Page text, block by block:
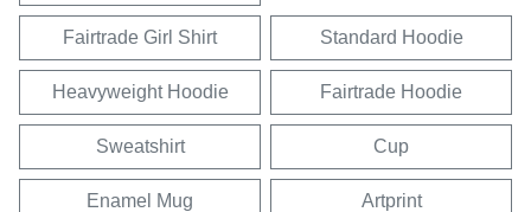
Fairtrade Girl Shirt Standard Hoodie
Heavyweight Hoodie Fairtrade Hoodie
Sweatshirt Cup
Enamel Mug Artprint